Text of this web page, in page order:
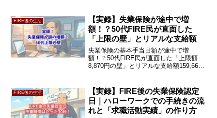
すぐチェック！
FIRE後の生活
【実録】失業保険が途中で増
額！？50代FIRE民が直面した
「上限の壁」とリアルな支給額
失業保険の基本手当日額が途中で増
額！？50代FIRE民が直面した「上限額
8,870円の壁」とリアルな支給額159,660
も。退職後のリアルなお金事情の続きを
チェック！
FIRE後の生活
【実録】FIRE後の失業保険認定
日｜ハローワークでの手続きの流
れと「求職活動実績」の作り方